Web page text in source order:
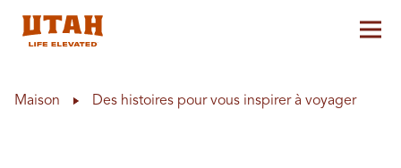
Maison Des histoires pour vous inspirer à voyager